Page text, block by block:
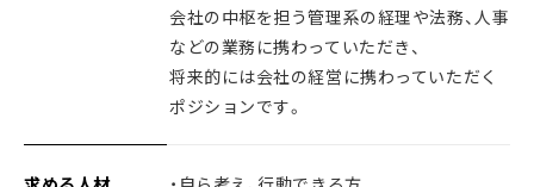
会社の中枢を担う管理系の経理や法務、人事
などの業務に携わっていただき、
将来的には会社の経営に携わっていただく
ポジションです。